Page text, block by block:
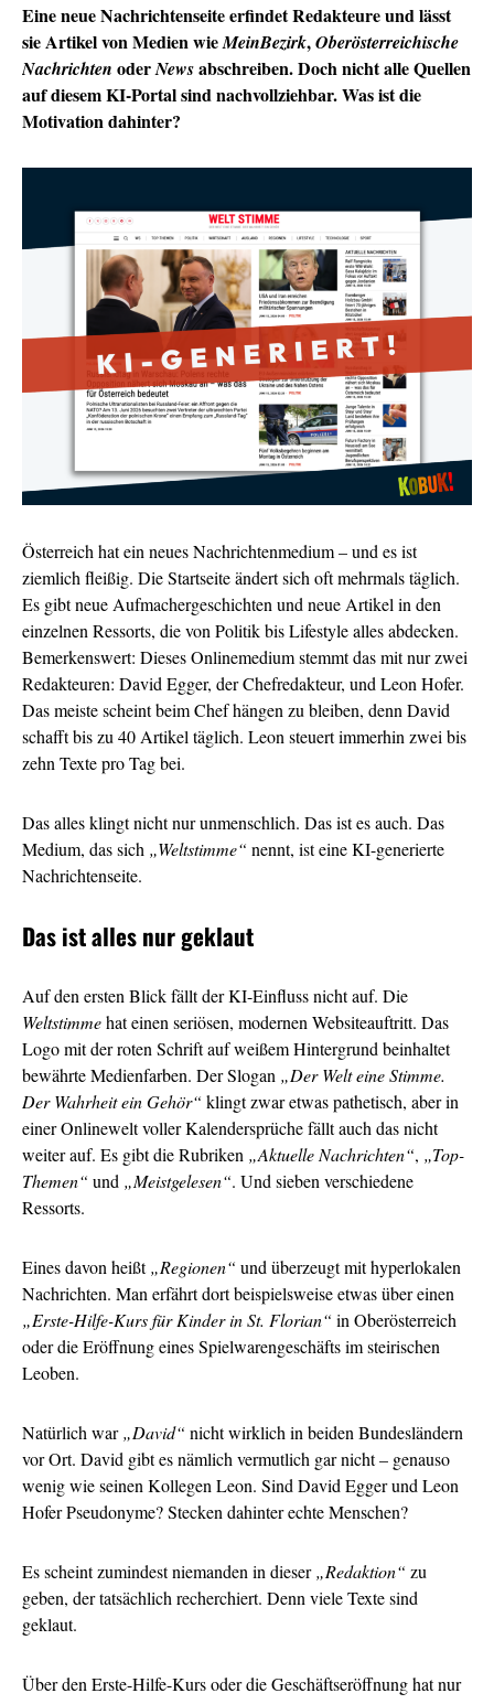
Eine neue Nachrichtenseite erfindet Redakteure und lässt
sie Artikel von Medien wieMeinBezirk,Oberösterreichische
Nachrichten oderNewsabschreiben. Doch nicht alle Quellen
auf diesem KI-Portal sind nachvollziehbar. Was ist die
Motivation dahinter?
Österreich hat ein neues Nachrichtenmedium – und es ist
ziemlich fleißig. Die Startseite ändert sich oft mehrmals täglich.
Es gibt neue Aufmachergeschichten und neue Artikel in den
einzelnen Ressorts, die von Politik bis Lifestyle alles abdecken.
Bemerkenswert: Dieses Onlinemedium stemmt das mit nur zwei
Redakteuren: David Egger, der Chefredakteur, und Leon Hofer.
Das meiste scheint beim Chef hängen zu bleiben, denn David
schafft bis zu 40 Artikel täglich. Leon steuert immerhin zwei bis
zehn Texte pro Tag bei.
Das alles klingt nicht nur unmenschlich. Das ist es auch. Das
Medium, das sich „Weltstimme“ nennt, ist eine KI-generierte
Nachrichtenseite.
Das ist alles nur geklaut
Auf den ersten Blick fällt der KI-Einfluss nicht auf. Die
Weltstimmehat einen seriösen, modernen Websiteauftritt. Das
Logo mit der roten Schrift auf weißem Hintergrund beinhaltet
bewährte Medienfarben. Der Slogan „Der Welt eine Stimme.
Der Wahrheit ein Gehör“ klingt zwar etwas pathetisch, aber in
einer Onlinewelt voller Kalendersprüche fällt auch das nicht
weiter auf. Es gibt die Rubriken „Aktuelle Nachrichten“, „Top-
Themen“ und „Meistgelesen“. Und sieben verschiedene
Ressorts.
Eines davon heißt„Regionen“ und überzeugt mit hyperlokalen
Nachrichten. Man erfährt dort beispielsweise etwas über einen
„Erste-Hilfe-Kurs für Kinder in St. Florian“ in Oberösterreich
oder die Eröffnung eines Spielwarengeschäfts im steirischen
Leoben.
Natürlich war„David“ nicht wirklich in beiden Bundesländern
vor Ort. David gibt es nämlich vermutlich gar nicht – genauso
wenig wie seinen Kollegen Leon. Sind David Egger und Leon
Hofer Pseudonyme? Stecken dahinter echte Menschen?
Es scheint zumindest niemanden in dieser„Redaktion“ zu
geben, der tatsächlich recherchiert. Denn viele Texte sind
geklaut.
Über den Erste-Hilfe-Kurs oder die Geschäftseröffnung hat nur